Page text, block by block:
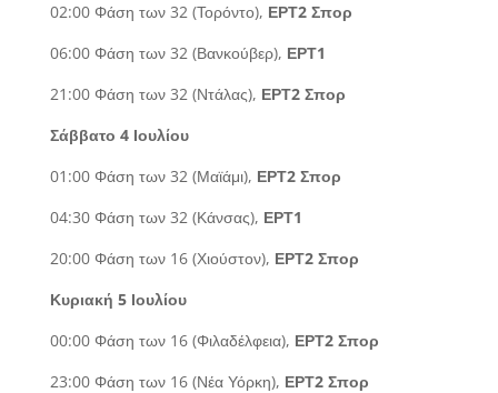
02:00 Φάση των 32 (Τορόντο), ΕΡΤ2 Σπορ
06:00 Φάση των 32 (Βανκούβερ), ΕΡΤ1
21:00 Φάση των 32 (Ντάλας), ΕΡΤ2 Σπορ
Σάββατο 4 Ιουλίου
01:00 Φάση των 32 (Μαϊάμι), ΕΡΤ2 Σπορ
04:30 Φάση των 32 (Κάνσας), ΕΡΤ1
20:00 Φάση των 16 (Χιούστον), ΕΡΤ2 Σπορ
Κυριακή 5 Ιουλίου
00:00 Φάση των 16 (Φιλαδέλφεια), ΕΡΤ2 Σπορ
23:00 Φάση των 16 (Νέα Υόρκη), ΕΡΤ2 Σπορ